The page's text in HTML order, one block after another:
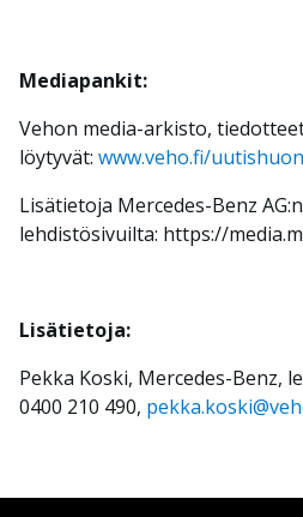
Mediapankit:
Vehon media-arkisto,
löytyvät: www.veho.fi/
Lisätietoja Mercedes-Benz
lehdistösivuilta: https://
Lisätietoja:
Pekka Koski, Mercedes-Benz,
0400 210 490,